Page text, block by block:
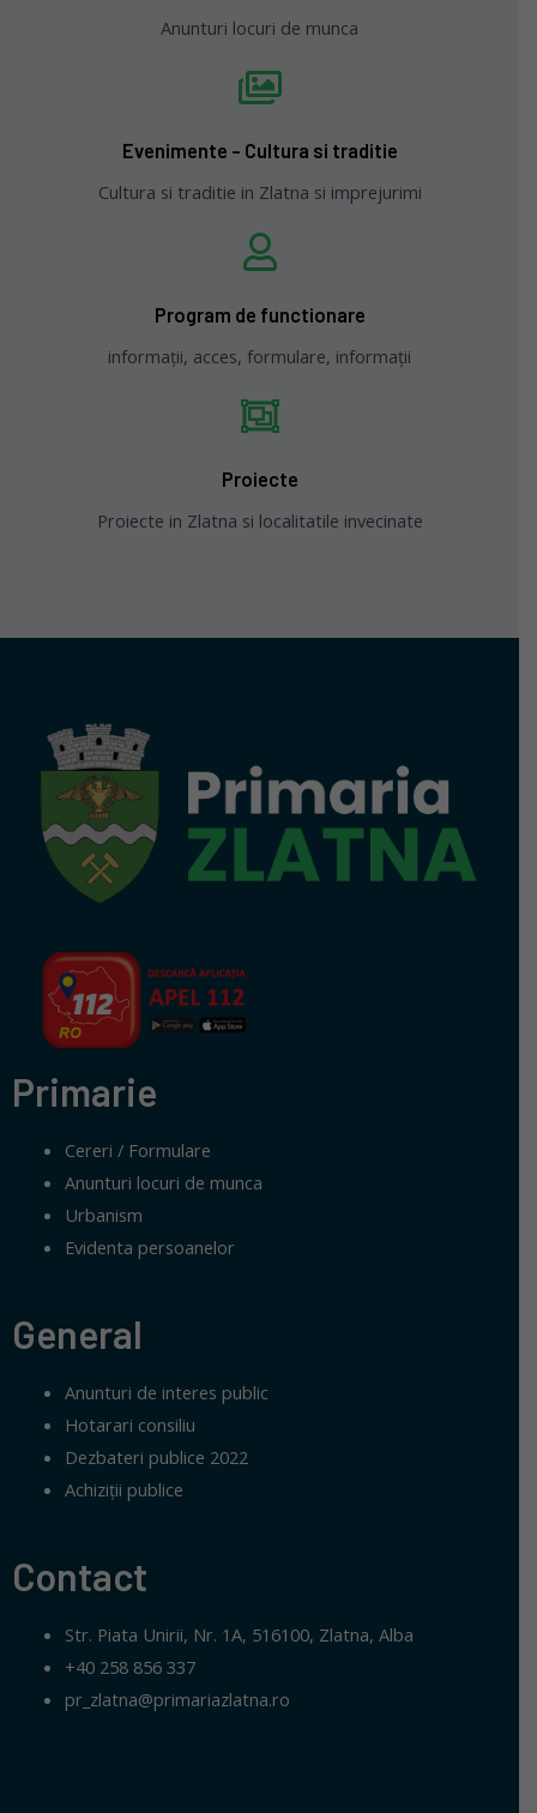
Anunturi locuri de munca
Evenimente - Cultura si traditie
Cultura si traditie in Zlatna si imprejurimi
Program de functionare
informații, acces, formulare, informații
Proiecte
Proiecte in Zlatna si localitatile invecinate
Primarie
Cereri / Formulare
Anunturi locuri de munca
Urbanism
Evidenta persoanelor
General
Anunturi de interes public
Hotarari consiliu
Dezbateri publice 2022
Achiziții publice
Contact
Str. Piata Unirii, Nr. 1A, 516100, Zlatna, Alba
+40 258 856 337
pr_zlatna@primariazlatna.ro